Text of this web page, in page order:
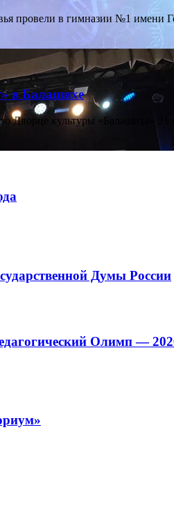
провели в гимназии №1 имени
в Балашихе
Дворце культуры «Балашиха»
Думы России
Олимп —